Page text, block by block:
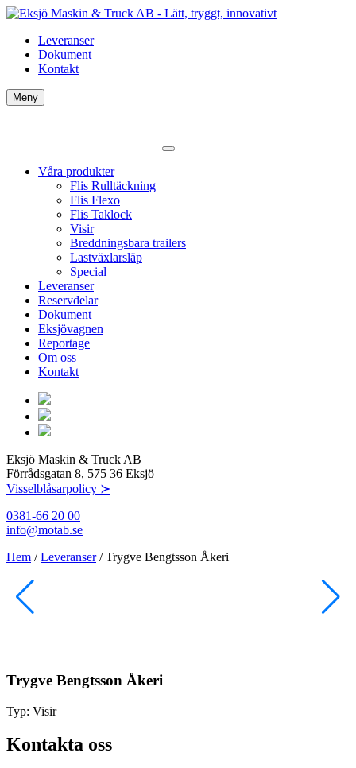
Leveranser
Dokument
Kontakt
Meny
Våra produkter
Flis Rulltäckning
Flis Flexo
Flis Taklock
Visir
Breddningsbara trailers
Lastväxlarsläp
Special
Leveranser
Reservdelar
Dokument
Eksjövagnen
Reportage
Om oss
Kontakt
Eksjö Maskin & Truck AB
Förrådsgatan 8, 575 36 Eksjö
Visselblåsarpolicy ≻
0381-66 20 00
info@motab.se
Hem /Leveranser/Trygve Bengtsson Åkeri
Trygve Bengtsson Åkeri
Typ: Visir
Kontakta oss